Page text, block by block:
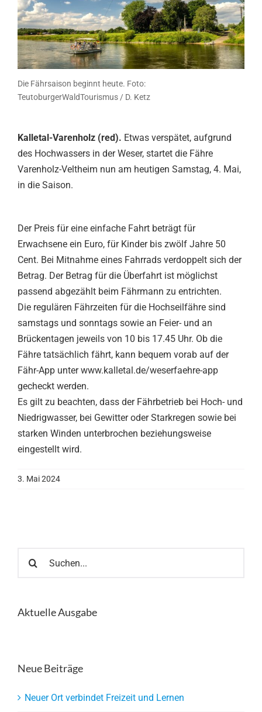
Die Fährsaison beginnt heute. Foto:
TeutoburgerWaldTourismus / D. Ketz
Kalletal-Varenholz (red). Etwas verspätet, aufgrund
des Hochwassers in der Weser, startet die Fähre
Varenholz-Veltheim nun am heutigen Samstag, 4. Mai,
in die Saison.
Der Preis für eine einfache Fahrt beträgt für
Erwachsene ein Euro, für Kinder bis zwölf Jahre 50
Cent. Bei Mitnahme eines Fahrrads verdoppelt sich der
Betrag. Der Betrag für die Überfahrt ist möglichst
passend abgezählt beim Fährmann zu entrichten.
Die regulären Fährzeiten für die Hochseilfähre sind
samstags und sonntags sowie an Feier- und an
Brückentagen jeweils von 10 bis 17.45 Uhr. Ob die
Fähre tatsächlich fährt, kann bequem vorab auf der
Fähr-App unter www.kalletal.de/weserfaehre-app
gecheckt werden.
Es gilt zu beachten, dass der Fährbetrieb bei Hoch- und
Niedrigwasser, bei Gewitter oder Starkregen sowie bei
starken Winden unterbrochen beziehungsweise
eingestellt wird.
3. Mai 2024
nach:
Aktuelle Ausgabe
Neue Beiträge
Neuer Ort verbindet Freizeit und Lernen